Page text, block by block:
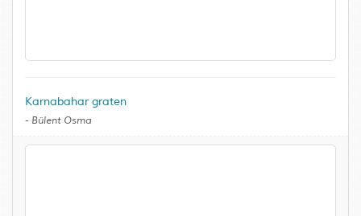
Karnabahar graten
- Bülent Osma